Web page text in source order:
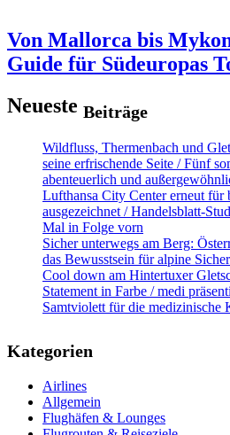
Von Mallorca bis
Guide für Südeuropas
Neueste Beiträge
Wildfluss, Thermenbach und
seine erfrischende Seite / Fünf
abenteuerlich und
Lufthansa City Center erneut für
ausgezeichnet / Handelsblatt-
Mal in Folge vorn
Sicher unterwegs am Berg:
das Bewusstsein für alpine
Cool down am Hintertuxer
Statement in Farbe / medi
Samtviolett für die medizinische
Kategorien
Airlines
Allgemein
Flughäfen & Lounges